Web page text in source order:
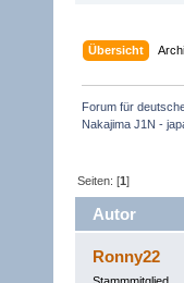
Übersicht
Forum für
Nakajima J1N -
Seiten: [1]
Autor
(Gelesen
Ronny22